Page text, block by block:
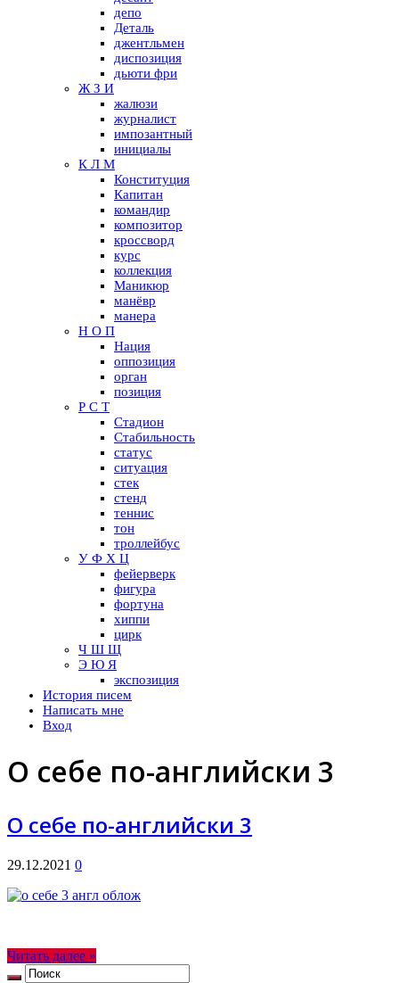
депо
Деталь
джентльмен
диспозиция
дьюти фри
Ж З И
жалюзи
журналист
импозантный
инициалы
К Л М
Конституция
Капитан
командир
композитор
кроссворд
курс
коллекция
Маникюр
манёвр
манера
Н О П
Нация
оппозиция
орган
позиция
Р С Т
Стадион
Стабильность
статус
ситуация
стек
стенд
теннис
тон
троллейбус
У Ф Х Ц
фейерверк
фигура
фортуна
хиппи
цирк
Ч Ш Щ
Э Ю Я
экспозиция
История писем
Написать мне
Вход
О себе по-английски 3
О себе по-английски 3
29.12.2021 0
Читать далее »